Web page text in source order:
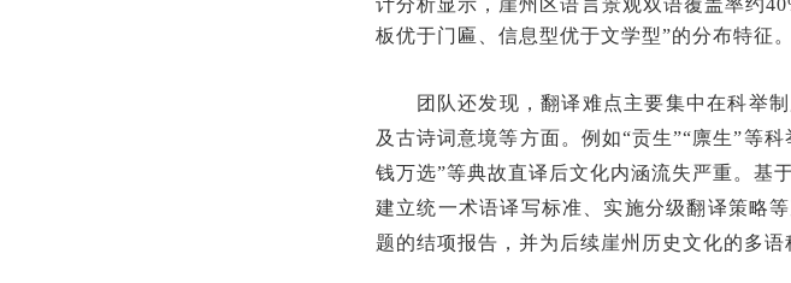
计分析显示，崖州区语言景观双语覆盖率约
板优于门匾、信息型优于文学型”的分布特征。
团队还发现，翻译难点主要集中在科举
及古诗词意境等方面。例如“贡生”“廪生”等
钱万选”等典故直译后文化内涵流失严重。基
建立统一术语译写标准、实施分级翻译策略
题的结项报告，并为后续崖州历史文化的多语